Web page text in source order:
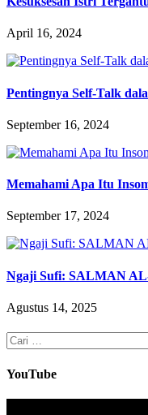
April 16, 2024
Pentingnya Self-Talk
September 16, 2024
Memahami Apa Itu
September 17, 2024
Ngaji Sufi: SALMAN
Agustus 14, 2025
Cari
untuk:
YouTube